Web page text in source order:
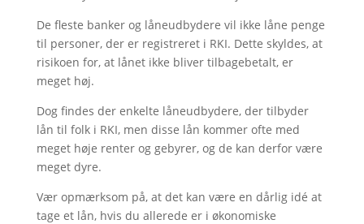
De fleste banker og låneudbydere vil ikke låne penge
til personer, der er registreret i RKI. Dette skyldes, at
risikoen for, at lånet ikke bliver tilbagebetalt, er
meget høj.
Dog findes der enkelte låneudbydere, der tilbyder
lån til folk i RKI, men disse lån kommer ofte med
meget høje renter og gebyrer, og de kan derfor være
meget dyre.
Vær opmærksom på, at det kan være en dårlig idé at
tage et lån, hvis du allerede er i økonomiske